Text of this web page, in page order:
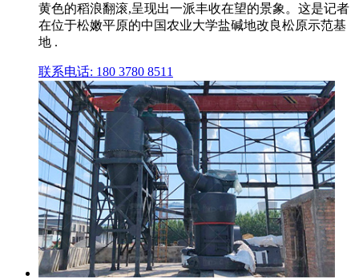
黄色的稻浪翻滚,呈现出一派丰收在望的景象。这是记者
在位于松嫩平原的中国农业大学盐碱地改良松原示范基
地 .
联系电话: 180 3780 8511